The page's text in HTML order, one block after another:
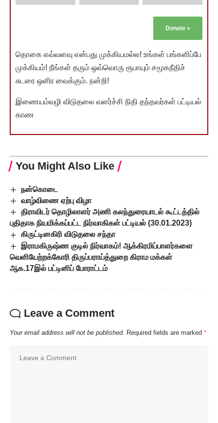
Donate »
தொகை எவ்வளவு என்பது முக்கியமல்ல! உங்கள் பங்களிப்பே
முக்கியம்! நீங்கள் தரும் ஒவ்வொரு ரூபாயும் சமூகநீதிச்
சுடரை ஒளிர வைக்கும். நன்றி!
இணையம்வழி விடுதலை வளர்ச்சி நிதி தந்தவர்கள் பட்டியல்
காண
You Might Also Like
நன்கொடை
வாழ்விணை ஏற்பு விழா
திராவிடர் தொழிலாளர் அணி கலந்துரையாடல் கூட்டத்தில்
புதிதாக நியமிக்கப்பட்ட நிர்வாகிகள் பட்டியல் (30.01.2023)
கிருட்டினகிரி விடுதலை சந்தா
இராமகிருஷ்ண குடில் நிர்வாகம்! ஆக்கிரமிப்பாளர்களை
வெளியேற்றக்கோரி திருப்பராய்த்துறை கிராம மக்கள்
ஆக.17இல் பட்டினிப் போராட்டம்
Leave a Comment
Your email address will not be published. Required fields are marked *